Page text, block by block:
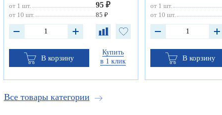
от 1 шт. 95 ₽
от 10 шт. 85 ₽
В корзину
Купить
в 1 клик
от 1 шт.
от 10 шт.
В корзину
Все товары категории